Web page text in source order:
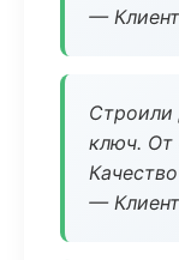
—
Строили
ключ. От
—